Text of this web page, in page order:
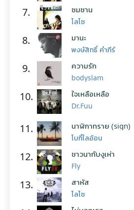
7. ซมซาน
โลโซ
8. มานะ
พงษ์สิทธิ์ คำภีร์
9. ความรัก
bodyslam
10. ใจเหลือเหลือ
Dr.Fuu
11. นาฬิกาทราย (sign)
โบกี้ไลอ้อน
12. ชาวนากับงูเห่า
Fly
13. สาหัส
โลโซ